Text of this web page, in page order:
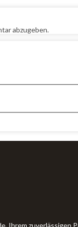
abzugeben.
Ihrem